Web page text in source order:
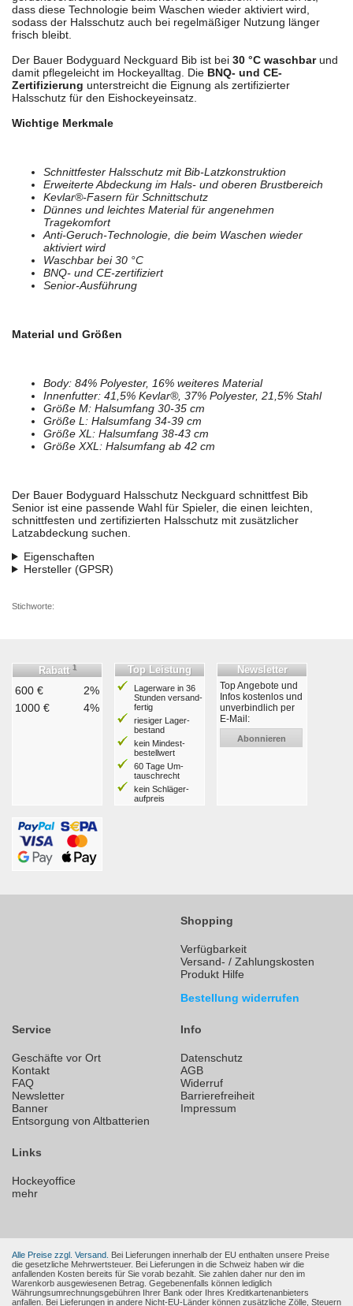
dass diese Technologie beim Waschen wieder aktiviert wird,
sodass der Halsschutz auch bei regelmäßiger Nutzung länger
frisch bleibt.
Der Bauer Bodyguard Neckguard Bib ist bei 30 °C waschbarund
damit pflegeleicht im Hockeyalltag. Die BNQ- und CE-
Zertifizierung unterstreicht die Eignung als zertifizierter
Halsschutz für den Eishockeyeinsatz.
Wichtige Merkmale
Schnittfester Halsschutz mit Bib-Latzkonstruktion
Erweiterte Abdeckung im Hals- und oberen Brustbereich
Kevlar®-Fasern für Schnittschutz
Dünnes und leichtes Material für angenehmen
Tragekomfort
Anti-Geruch-Technologie, die beim Waschen wieder
aktiviert wird
Waschbar bei 30 °C
BNQ- und CE-zertifiziert
Senior-Ausführung
Material und Größen
Body: 84% Polyester, 16% weiteres Material
Innenfutter: 41,5% Kevlar®, 37% Polyester, 21,5% Stahl
Größe M: Halsumfang 30-35 cm
Größe L: Halsumfang 34-39 cm
Größe XL: Halsumfang 38-43 cm
Größe XXL: Halsumfang ab 42 cm
Der Bauer Bodyguard Halsschutz Neckguard schnittfest Bib
Senior ist eine passende Wahl für Spieler, die einen leichten,
schnittfesten und zertifizierten Halsschutz mit zusätzlicher
Latzabdeckung suchen.
Eigenschaften
Hersteller (GPSR)
Stichworte:
Rabatt 1
600 €
2%
1000 €
4%
Top Leistung
Lagerware in 36
Stunden ver­sand­
fertig
riesiger Lager­
bestand
kein Mindest­
bestell­wert
60 Tage Um­
tausch­recht
kein Schläger­
aufpreis
Newsletter
Top Angebote und
Infos kostenlos und
unverbindlich per
E-Mail:
Abonnieren
Shopping
Verfügbarkeit
Versand- / Zahlungskosten
Produkt Hilfe
Bestellung widerrufen
Service
Geschäfte vor Ort
Kontakt
FAQ
Newsletter
Banner
Entsorgung von Altbatterien
Info
Datenschutz
AGB
Widerruf
Barrierefreiheit
Impressum
Links
Hockeyoffice
mehr
Alle Preise zzgl. Versand. Bei Lieferungen innerhalb der EU enthalten unsere Preise
die gesetzliche Mehrwertsteuer. Bei Lieferungen in die Schweiz haben wir die
anfallenden Kosten bereits für Sie vorab bezahlt. Sie zahlen daher nur den im
Warenkorb ausgewiesenen Betrag. Gegebenenfalls können lediglich
Währungsumrechnungsgebühren Ihrer Bank oder Ihres Kreditkartenanbieters
anfallen. Bei Lieferungen in andere Nicht-EU-Länder können zusätzliche Zölle, Steuern